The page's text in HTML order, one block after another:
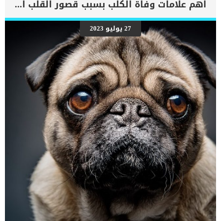
اهم علامات وفاة الكلب بسبب قصور القلب الاحتقانى
27 يوليو 2023